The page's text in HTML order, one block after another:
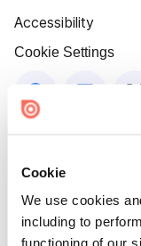
Cookie
We use cookies
including to
functioning of our
Accessibility
Cookie Settings